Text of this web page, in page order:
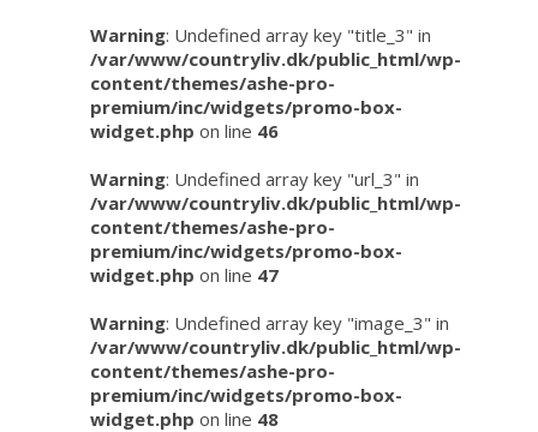
Warning: Undefined array key "title_3" in
/var/www/countryliv.dk/public_html/wp-
content/themes/ashe-pro-
premium/inc/widgets/promo-box-
widget.php on line 46
Warning: Undefined array key "url_3" in
/var/www/countryliv.dk/public_html/wp-
content/themes/ashe-pro-
premium/inc/widgets/promo-box-
widget.php on line 47
Warning: Undefined array key "image_3" in
/var/www/countryliv.dk/public_html/wp-
content/themes/ashe-pro-
premium/inc/widgets/promo-box-
widget.php on line 48